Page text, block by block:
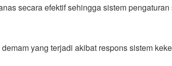
secara efektif sehingga sistem
yang terjadi akibat respons sistem